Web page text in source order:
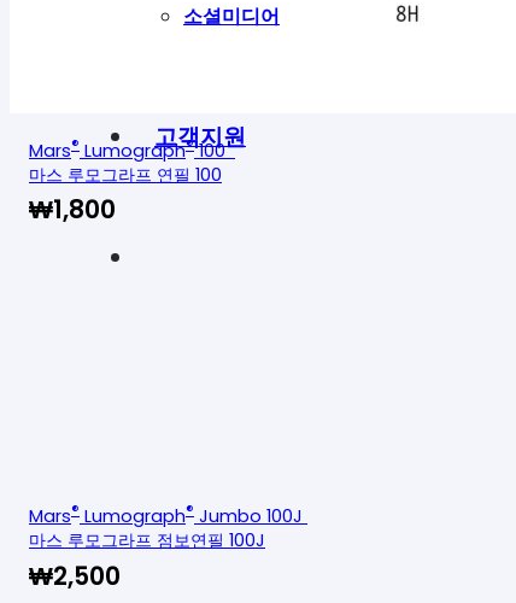
소셜미디어
고객지원
Mars® Lumograph®100
마스 루모그라프 연필 100
₩1,800
Mars® Lumograph® Jumbo 100J
마스 루모그라프 점보연필 100J
₩2,500